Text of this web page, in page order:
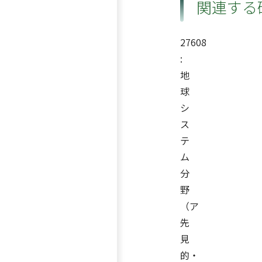
関連す
27608
:
地
球
シ
ス
テ
ム
分
野
（ア
先
見
的・